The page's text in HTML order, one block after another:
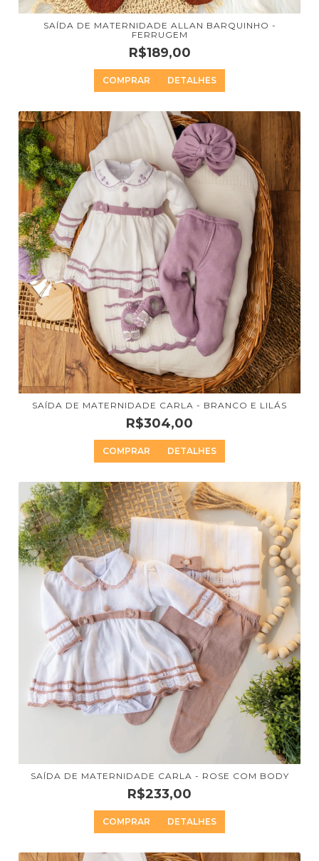
SAÍDA DE MATERNIDADE ALLAN BARQUINHO -
FERRUGEM
R$189,00
COMPRAR DETALHES
SAÍDA DE MATERNIDADE CARLA - BRANCO E LILÁS
R$304,00
COMPRAR DETALHES
SAÍDA DE MATERNIDADE CARLA - ROSE COM BODY
R$233,00
COMPRAR DETALHES